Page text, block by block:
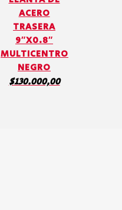
ACERO
TRASERA
9″X0.8″
MULTICENTRO
NEGRO
$130.000,00